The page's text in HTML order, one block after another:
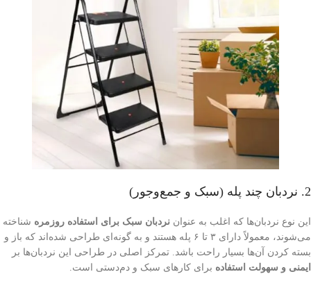
2. نردبان چند پله (سبک و جمع‌وجور)
این نوع نردبان‌ها که اغلب به عنوان نردبان سبک برای استفاده روزمره شناخته
می‌شوند، معمولاً دارای ۳ تا ۶ پله هستند و به گونه‌ای طراحی شده‌اند که باز و
بسته کردن آن‌ها بسیار راحت باشد. تمرکز اصلی در طراحی این نردبان‌ها بر
ایمنی و سهولت استفاده برای کارهای سبک و دم‌دستی است.